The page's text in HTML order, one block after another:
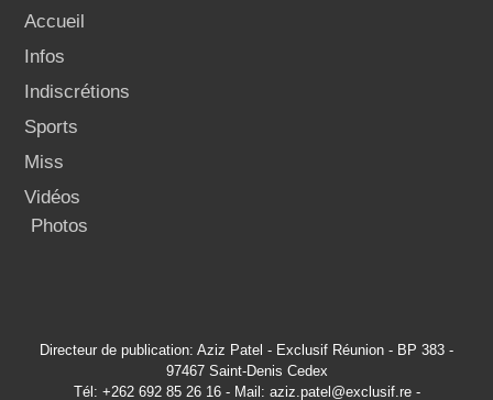
Accueil
Infos
Indiscrétions
Sports
Miss
Vidéos
Photos
Directeur de publication: Aziz Patel - Exclusif Réunion - BP 383 -
97467 Saint-Denis Cedex
Tél: +262 692 85 26 16 - Mail: aziz.patel@exclusif.re -